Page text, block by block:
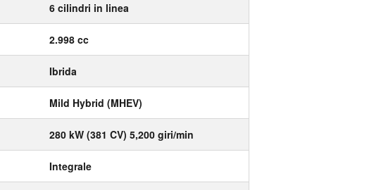
6 cilindri in linea
2.998 cc
Ibrida
Mild Hybrid (MHEV)
280 kW (381 CV) 5,200 giri/min
Integrale